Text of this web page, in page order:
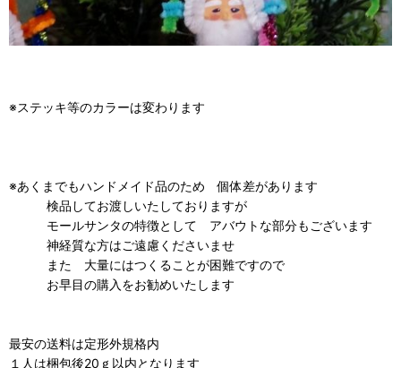
※ステッキ等のカラーは変わります
※あくまでもハンドメイド品のため 個体差があります
検品してお渡しいたしておりますが
モールサンタの特徴として アバウトな部分もございます
神経質な方はご遠慮くださいませ
また 大量にはつくることが困難ですので
お早目の購入をお勧めいたします
最安の送料は定形外規格内
１人は梱包後20ｇ以内となります